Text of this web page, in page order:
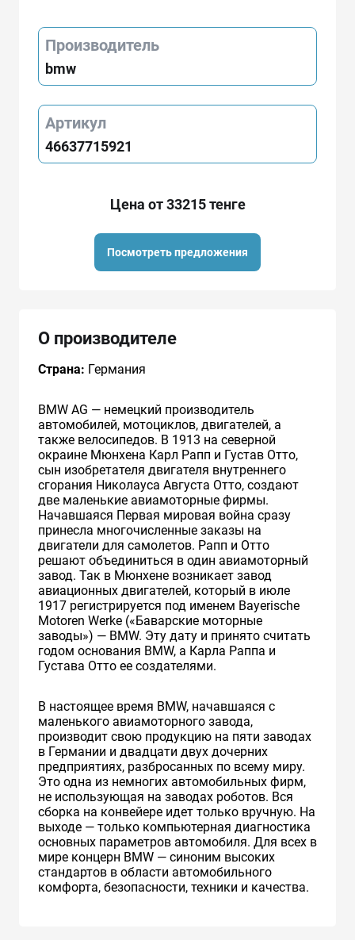
Производитель
bmw
Артикул
46637715921
Цена от 33215 тенге
Посмотреть предложения
О производителе
Страна: Германия
BMW AG — немецкий производитель
автомобилей, мотоциклов, двигателей, а
также велосипедов. В 1913 на северной
окраине Мюнхена Карл Рапп и Густав Отто,
сын изобретателя двигателя внутреннего
сгорания Николауса Августа Отто, создают
две маленькие авиамоторные фирмы.
Начавшаяся Первая мировая война сразу
принесла многочисленные заказы на
двигатели для самолетов. Рапп и Отто
решают объединиться в один авиамоторный
завод. Так в Мюнхене возникает завод
авиационных двигателей, который в июле
1917 регистрируется под именем Bayerische
Motoren Werke («Баварские моторные
заводы») — BMW. Эту дату и принято считать
годом основания BMW, а Карла Раппа и
Густава Отто ее создателями.
В настоящее время BMW, начавшаяся с
маленького авиамоторного завода,
производит свою продукцию на пяти заводах
в Германии и двадцати двух дочерних
предприятиях, разбросанных по всему миру.
Это одна из немногих автомобильных фирм,
не использующая на заводах роботов. Вся
сборка на конвейере идет только вручную. На
выходе — только компьютерная диагностика
основных параметров автомобиля. Для всех в
мире концерн BMW — синоним высоких
стандартов в области автомобильного
комфорта, безопасности, техники и качества.